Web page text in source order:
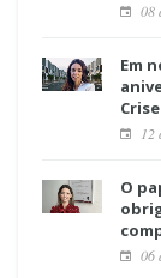
08
Em
12
O
06